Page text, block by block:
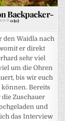
Backpacker-
0 (0)
den Waidla nach
er direkt
sehr viel
um die Ohren
bis wir euch
Bereits
Zuschauer
und
das Interview